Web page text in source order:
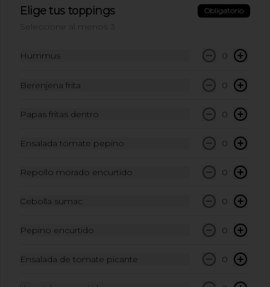
Mix de lechugas, croutones,
Papas fritas condimentadas Chiki
Style. (contiene wakame)
Postres
Chocolate
Elige tus toppings Obligatorio
Seleccione al menos 3
Hummus 0
Berenjena frita 0
Papas fritas dentro 0
Ensalada tomate pepino 0
Repollo morado encurtido 0
Cebolla sumac 0
Pepino encurtido 0
Ensalada de tomate picante 0